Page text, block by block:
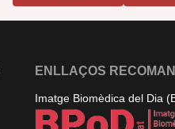
ENLLAÇOS
Imatge Biomèdica del Dia